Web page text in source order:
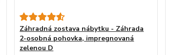
Záhradná zostava nábytku - Záhrada
2-osobná pohovka, impregnovaná
zelenou D